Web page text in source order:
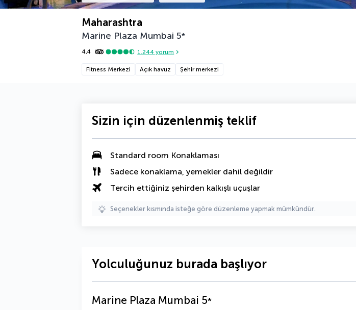
Maharashtra
Marine Plaza Mumbai 5*
4,4 1.244 yorum
Fitness Merkezi Açık havuz Şehir merkezi
Sizin için düzenlenmiş teklif
Standard room Konaklaması
Sadece konaklama, yemekler dahil değildir
Tercih ettiğiniz şehirden kalkışlı uçuşlar
Seçenekler kısmında isteğe göre düzenleme yapmak mümkündür.
Yolculuğunuz burada başlıyor
Marine Plaza Mumbai 5*